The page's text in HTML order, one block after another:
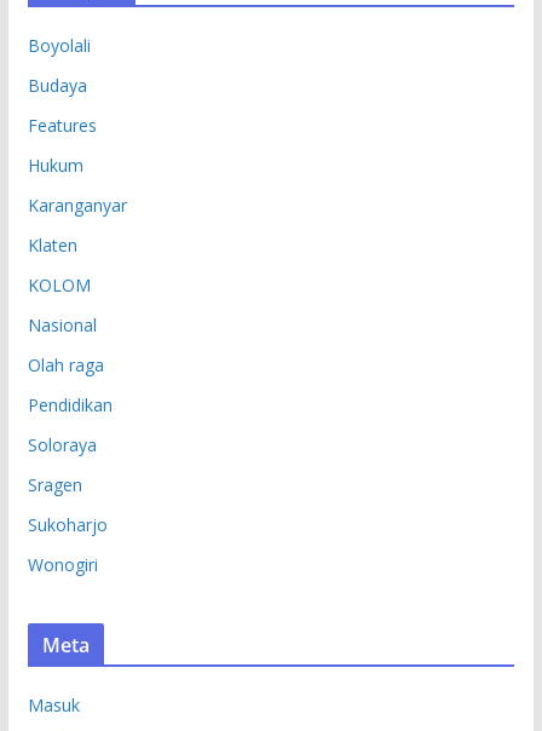
Boyolali
Budaya
Features
Hukum
Karanganyar
Klaten
KOLOM
Nasional
Olah raga
Pendidikan
Soloraya
Sragen
Sukoharjo
Wonogiri
Meta
Masuk